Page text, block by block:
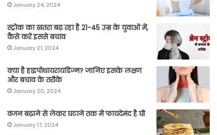
January 24, 2024
स्ट्रोक का खतरा बढ़ रहा है 21-45 उम्र के युवाओं में,
कैसे करें इससे बचाव
January 21, 2024
क्या है हाइपोथायरायडिज्म? जानिए इसके लक्षण
और बचाव के तरीके
January 20, 2024
वजन बढ़ाने से लेकर घटाने तक में फायदेमंद है घी
January 17, 2024